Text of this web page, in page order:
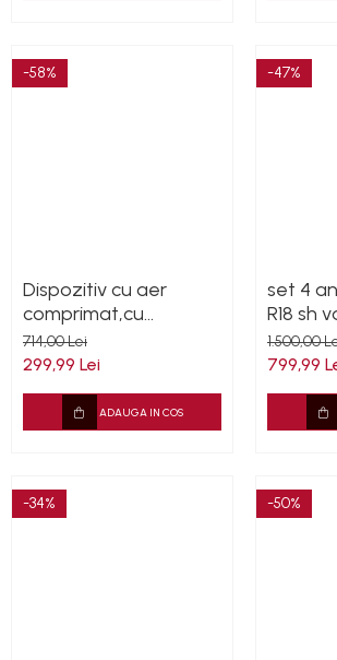
-58%
Dispozitiv cu aer
comprimat,cu
conexiune la aspirator,
cu duză rotativă din
714,00 Lei
299,99 Lei
ADAUGA IN COS
-47%
set 4
R18 sh
1.500,00
799,99
-34% -50%